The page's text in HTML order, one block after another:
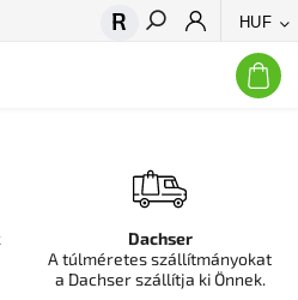
HUF
Keresés
Dachser
A túlméretes szállítmányokat
a Dachser szállítja ki Önnek.